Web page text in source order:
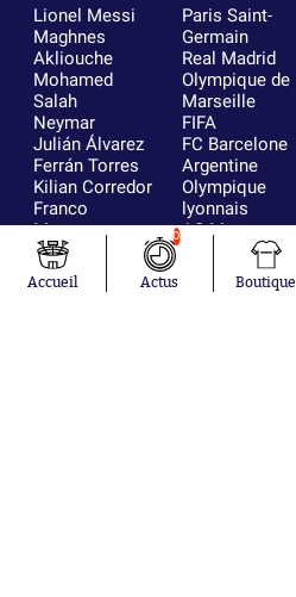
Lionel Messi
Maghnes
Akliouche
Mohamed
Salah
Neymar
Julián Álvarez
Ferrán Torres
Kilian Corredor
Franco
Mastantuono
Orel Mangala
Rio Mavuba
Paris Saint-
Germain
Real Madrid
Olympique de
Marseille
FIFA
FC Barcelone
Argentine
Olympique
lyonnais
AS Monaco
RC Strasbourg
Trabzonspor
Accueil
0
Actus Boutique